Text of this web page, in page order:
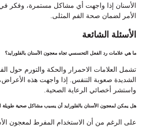
الأسنان إذا واجهت أي مشاكل مستمرة، وفكر في
الأمر لضمان صحة الفم المثلى.
الأسئلة الشائعة
ما هي علامات رد الفعل التحسسي تجاه معجون الأسنان بالفلورايد؟
تشمل العلامات الاحمرار والحكة والتورم حول
الشديدة صعوبة التنفس. إذا واجهت هذه
واستشر أخصائي الرعاية الصحية.
هل يمكن لمعجون الأسنان بالفلورايد أن يسبب مشاكل صحية طويلة
على الرغم من أن الاستخدام المفرط لمعجون